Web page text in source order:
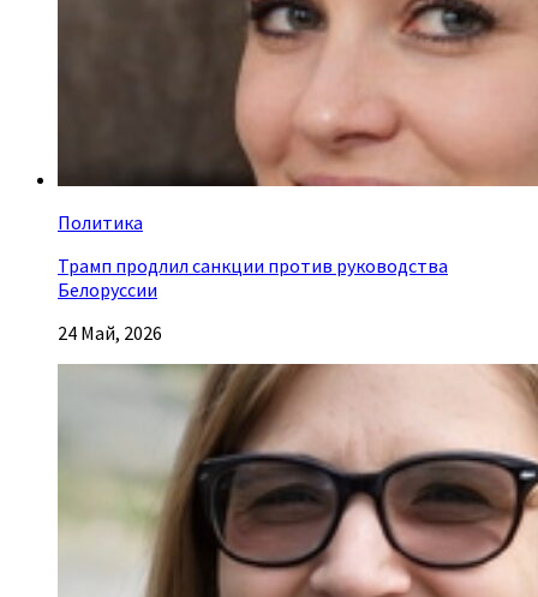
Политика
Трамп продлил санкции против руководства
Белоруссии
24 Май, 2026